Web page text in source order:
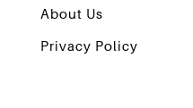
About Us
Privacy Policy